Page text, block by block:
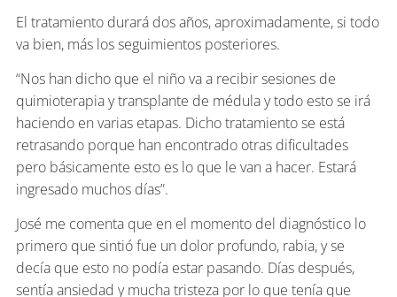
El tratamiento durará dos años, aproximadamente, si todo
va bien, más los seguimientos posteriores.
“Nos han dicho que el niño va a recibir sesiones de
quimioterapia y transplante de médula y todo esto se irá
haciendo en varias etapas. Dicho tratamiento se está
retrasando porque han encontrado otras dificultades
pero básicamente esto es lo que le van a hacer. Estará
ingresado muchos días”.
José me comenta que en el momento del diagnóstico lo
primero que sintió fue un dolor profundo, rabia, y se
decía que esto no podía estar pasando. Días después,
sentía ansiedad y mucha tristeza por lo que tenía que